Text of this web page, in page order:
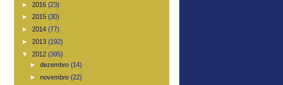
► 2016 (23)
► 2015 (30)
► 2014 (77)
► 2013 (192)
▼ 2012 (395)
► dezembro (14)
► novembro (22)